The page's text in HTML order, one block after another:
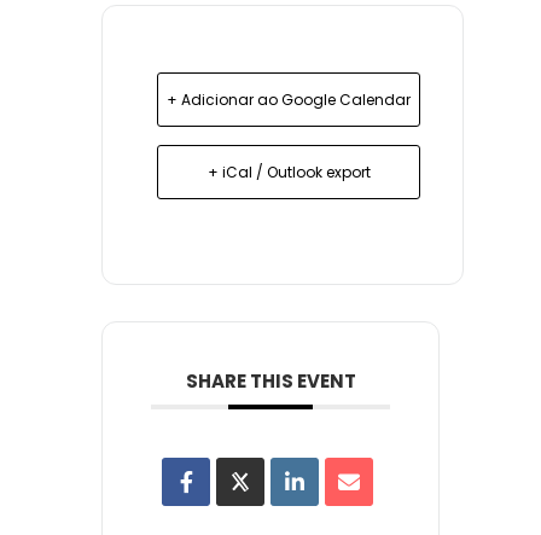
+ Adicionar ao Google Calendar
+ iCal / Outlook export
SHARE THIS EVENT